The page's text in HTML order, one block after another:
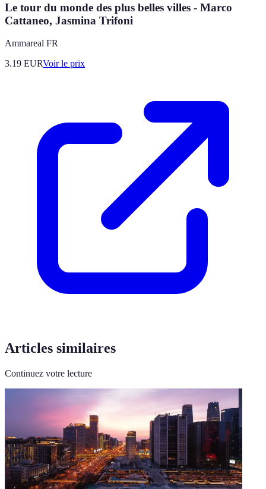
Le tour du monde des plus belles villes - Marco
Cattaneo, Jasmina Trifoni
Ammareal FR
3.19 EURVoir le prix
Articles similaires
Continuez votre lecture